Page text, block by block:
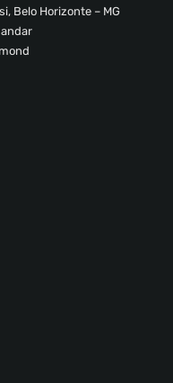
Belo Horizonte – MG
andar